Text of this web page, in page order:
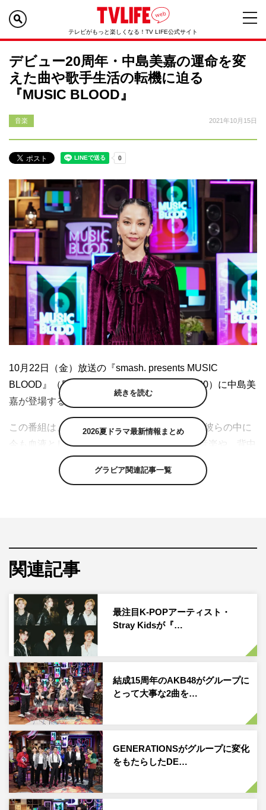
テレビがもっと楽しくなる！TV LIFE公式サイト
デビュー20周年・中島美嘉の運命を変
えた曲や歌手生活の転機に迫る
『MUSIC BLOOD』
音楽 2021年10月15日
10月22日（金）放送の『smash. presents MUSIC
BLOOD』（日本テレビ系 後11・00～11・30）に中島美
嘉が登場する。
この番組は、毎週1組のアーティストを迎え、彼らの中に
今も血液として脈々と流れる思い入れのある音楽や、背中
を追い続けるアーティストにまつわるトークを交えつつ、
ライブ映像でひもとく音楽番組。
BLOOD」に田中圭、千葉雄大が迫る。
『smash. presents MUSIC BLOOD』
日本テレビ系
2021年10月22日（金）後11・00～11・30
この記事の写真
続きを読む
2026夏ドラマ最新情報まとめ
グラビア関連記事一覧
関連記事
最注目K-POPアーティスト・
Stray Kidsが『…
結成15周年のAKB48がグループに
とって大事な2曲を…
GENERATIONSがグループに変化
をもたらしたDE…